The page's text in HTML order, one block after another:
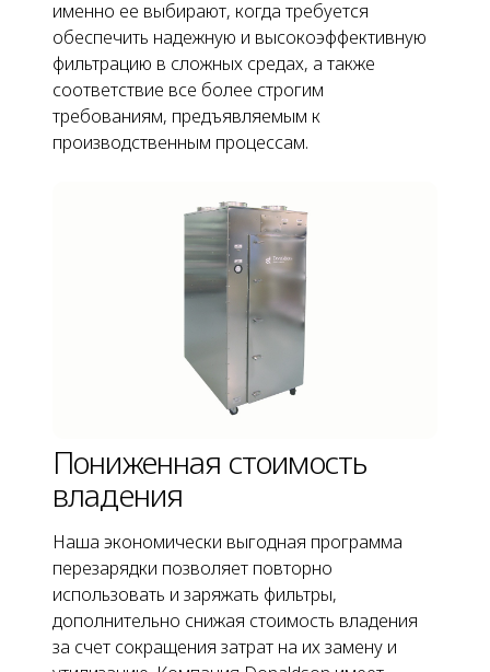
именно ее выбирают, когда требуется
обеспечить надежную и высокоэффективную
фильтрацию в сложных средах, а также
соответствие все более строгим
требованиям, предъявляемым к
производственным процессам.
Пониженная стоимость
владения
Наша экономически выгодная программа
перезарядки позволяет повторно
использовать и заряжать фильтры,
дополнительно снижая стоимость владения
за счет сокращения затрат на их замену и